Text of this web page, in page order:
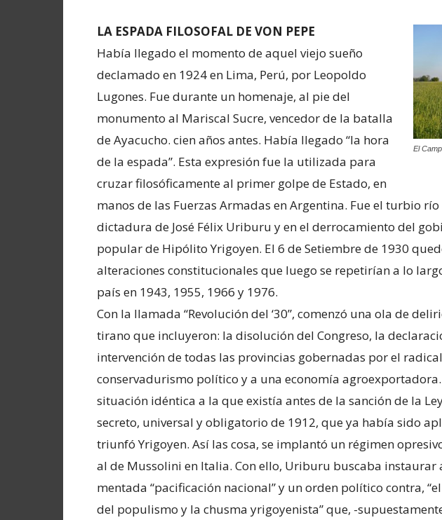
El
LA ESPADA FILOSOFAL DE VON PEPE
Había llegado el momento de aquel viejo sueño
declamado en 1924 en Lima, Perú, por Leopoldo
Lugones. Fue durante un homenaje, al pie del
monumento al Mariscal Sucre, vencedor de la batalla
de Ayacucho. cien años antes. Había llegado “la hora
de la espada”. Esta expresión fue la utilizada para
cruzar filosóficamente al primer golpe de Estado, en
manos de las Fuerzas Armadas en Argentina. Fue el turbio
dictadura de José Félix Uriburu y en el derrocamiento del
popular de Hipólito Yrigoyen. El 6 de Setiembre de 1930
alteraciones constitucionales que luego se repetirían a lo
país en 1943, 1955, 1966 y 1976.
Con la llamada “Revolución del ‘30”, comenzó una ola de
tirano que incluyeron: la disolución del Congreso, la
intervención de todas las provincias gobernadas por el
conservadurismo político y a una economía agroexportadora.
situación idéntica a la que existía antes de la sanción de la
secreto, universal y obligatorio de 1912, que ya había sido
triunfó Yrigoyen. Así las cosa, se implantó un régimen
al de Mussolini en Italia. Con ello, Uriburu buscaba instaurar
mentada “pacificación nacional” y un orden político contra,
del populismo y la chusma yrigoyenista” que, -